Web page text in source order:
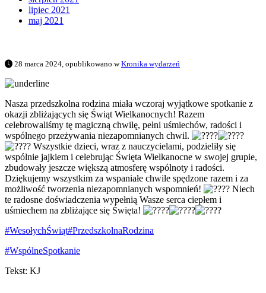
lipiec 2021
maj 2021
28 marca 2024, opublikowano wKronika wydarzeń
Nasza przedszkolna rodzina miała wczoraj wyjątkowe spotkanie z
okazji zbliżających się Świąt Wielkanocnych! Razem
celebrowaliśmy tę magiczną chwilę, pełni uśmiechów, radości i
wspólnego przeżywania niezapomnianych chwil.
Wszystkie dzieci, wraz z nauczycielami, podzieliły się
wspólnie jajkiem i celebrując Święta Wielkanocne w swojej grupie,
zbudowały jeszcze większą atmosferę wspólnoty i radości.
Dziękujemy wszystkim za wspaniałe chwile spędzone razem i za
możliwość tworzenia niezapomnianych wspomnień!
Niech
te radosne doświadczenia wypełnią Wasze serca ciepłem i
uśmiechem na zbliżające się Święta!
#WesołychŚwiąt#PrzedszkolnaRodzina
#WspólneSpotkanie
Tekst: KJ